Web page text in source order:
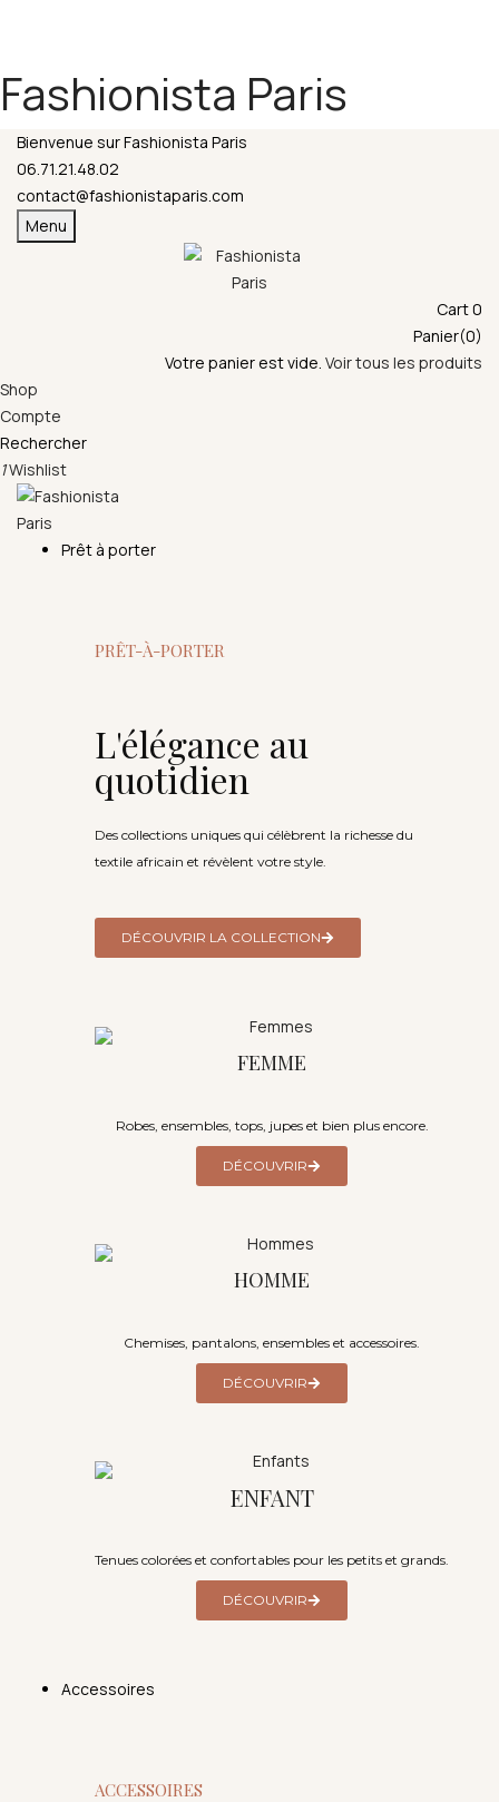
Fashionista Paris
Bienvenue sur Fashionista Paris
06.71.21.48.02
contact@fashionistaparis.com
Menu
Cart0
Panier(0)
Votre panier est vide. Voir tous les produits
Shop
Compte
Rechercher
1Wishlist
Prêt à porter
PRÊT-À-PORTER
L'élégance au
quotidien
Des collections uniques qui célèbrent la richesse du
textile africain et révèlent votre style.
DÉCOUVRIR LA COLLECTION
FEMME
Robes, ensembles, tops, jupes et bien plus encore.
DÉCOUVRIR
HOMME
Chemises, pantalons, ensembles et accessoires.
DÉCOUVRIR
ENFANT
Tenues colorées et confortables pour les petits et grands.
DÉCOUVRIR
Accessoires
ACCESSOIRES
possible durant cette période.